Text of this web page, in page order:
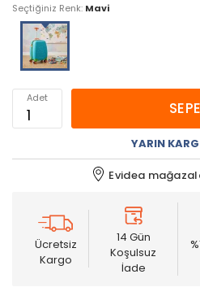
Seçtiğiniz Renk: Mavi
Adet
YARIN
Evidea
Ücretsiz
Kargo
14 Gün
Koşulsuz
İade